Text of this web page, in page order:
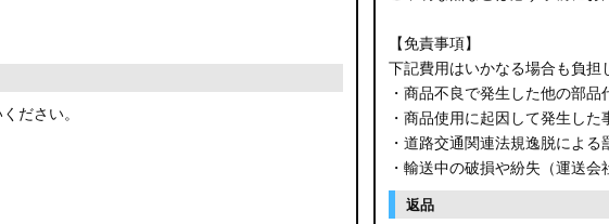
ださい。
【免責事項】
下記費用はいかなる場合も負担
・商品不良で発生した他の部
・商品使用に起因して発生し
・道路交通関連法規逸脱による
・輸送中の破損や紛失（運送会
返品